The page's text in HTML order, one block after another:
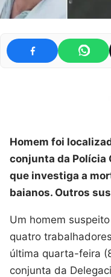
Homem foi
conjunta da Polícia
que investiga a
baianos. Outros
Um homem
quatro
última quarta-feira
conjunta da